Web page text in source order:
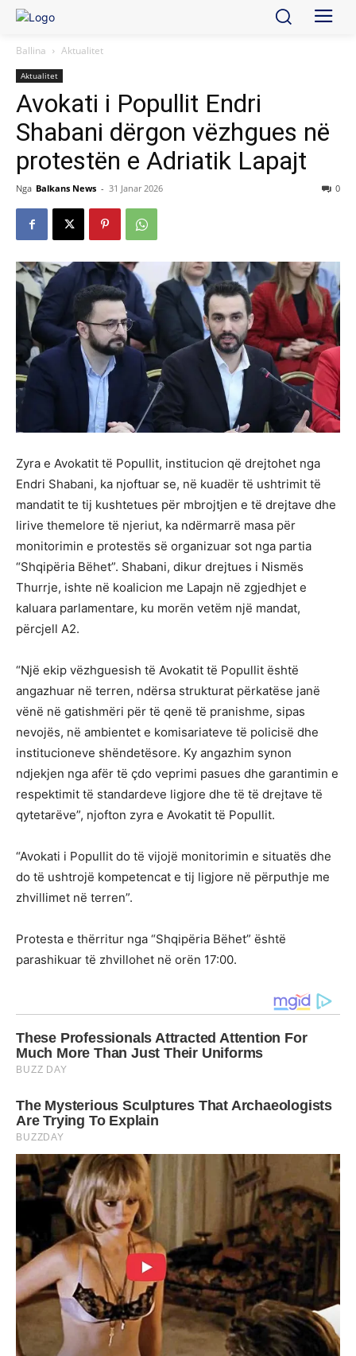
Ballina Aktualitet
Aktualitet
Avokati i Popullit Endri
Shabani dërgon vëzhgues në
protestën e Adriatik Lapajt
Nga Balkans News - 31 Janar 2026 0
Zyra e Avokatit të Popullit, institucion që drejtohet nga
Endri Shabani, ka njoftuar se, në kuadër të ushtrimit të
mandatit te tij kushtetues për mbrojtjen e të drejtave dhe
lirive themelore të njeriut, ka ndërmarrë masa për
monitorimin e protestës së organizuar sot nga partia
“Shqipëria Bëhet”. Shabani, dikur drejtues i Nismës
Thurrje, ishte në koalicion me Lapajn në zgjedhjet e
kaluara parlamentare, ku morën vetëm një mandat,
përcjell A2.
“Një ekip vëzhguesish të Avokatit të Popullit është
angazhuar në terren, ndërsa strukturat përkatëse janë
vënë në gatishmëri për të qenë të pranishme, sipas
nevojës, në ambientet e komisariateve të policisë dhe
institucioneve shëndetësore. Ky angazhim synon
ndjekjen nga afër të çdo veprimi pasues dhe garantimin e
respektimit të standardeve ligjore dhe të të drejtave të
qytetarëve”, njofton zyra e Avokatit të Popullit.
“Avokati i Popullit do të vijojë monitorimin e situatës dhe
do të ushtrojë kompetencat e tij ligjore në përputhje me
zhvillimet në terren”.
Protesta e thërritur nga “Shqipëria Bëhet” është
parashikuar të zhvillohet në orën 17:00.